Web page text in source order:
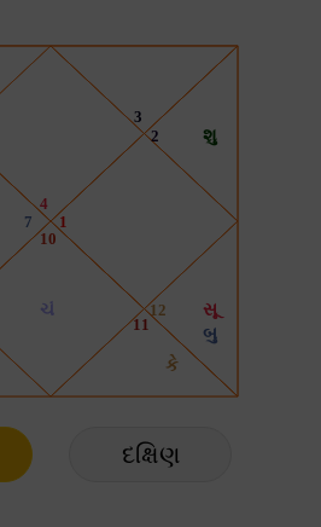
દક્ષિણ